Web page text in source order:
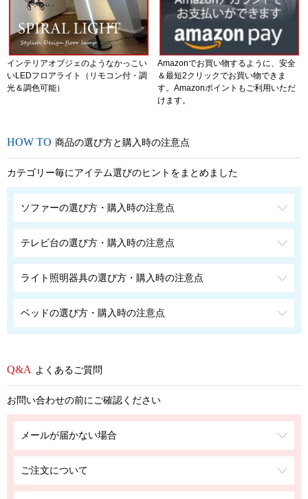
インテリアオブジェのようなかっこい
いLEDフロアライト（リモコン付・調
光＆調色可能）
Amazonでお買い物するように、安全
＆最短2クリックでお買い物できま
す。Amazonポイントもご利用いただ
けます。
商品の選び方と購入時の注意点
カテゴリー毎にアイテム選びのヒントをまとめました
ソファーの選び方・購入時の注意点
テレビ台の選び方・購入時の注意点
ライト照明器具の選び方・購入時の注意点
ベッドの選び方・購入時の注意点
よくあるご質問
お問い合わせの前にご確認ください
メールが届かない場合
ご注文について